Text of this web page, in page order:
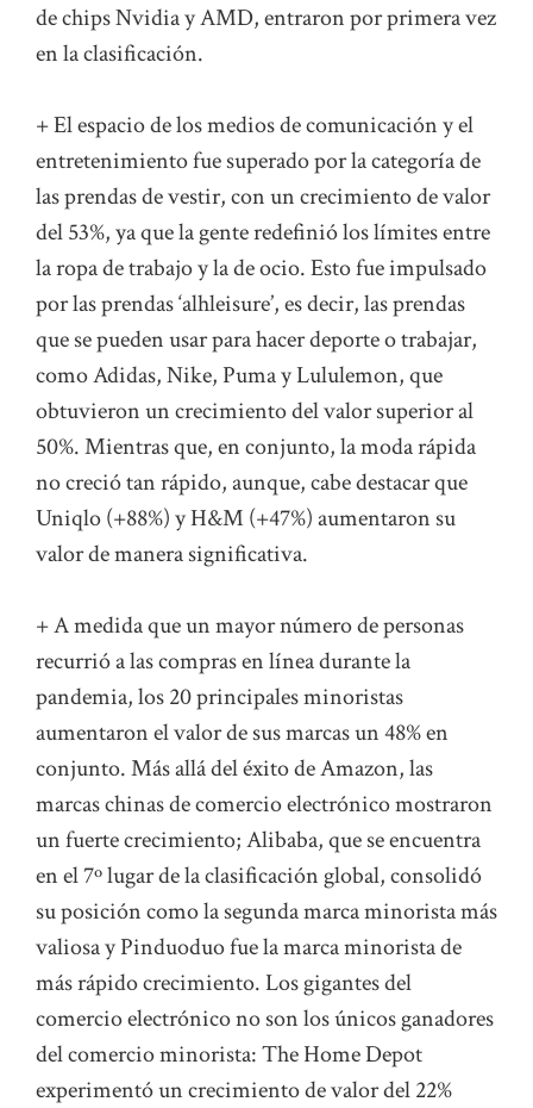
de chips Nvidia y AMD, entraron por primera vez
en la clasificación.
+ El espacio de los medios de comunicación y el
entretenimiento fue superado por la categoría de
las prendas de vestir, con un crecimiento de valor
del 53%, ya que la gente redefinió los límites entre
la ropa de trabajo y la de ocio. Esto fue impulsado
por las prendas ‘alhleisure’, es decir, las prendas
que se pueden usar para hacer deporte o trabajar,
como Adidas, Nike, Puma y Lululemon, que
obtuvieron un crecimiento del valor superior al
50%. Mientras que, en conjunto, la moda rápida
no creció tan rápido, aunque, cabe destacar que
Uniqlo (+88%) y H&M (+47%) aumentaron su
valor de manera significativa.
+ A medida que un mayor número de personas
recurrió a las compras en línea durante la
pandemia, los 20 principales minoristas
aumentaron el valor de sus marcas un 48% en
conjunto. Más allá del éxito de Amazon, las
marcas chinas de comercio electrónico mostraron
un fuerte crecimiento; Alibaba, que se encuentra
en el 7º lugar de la clasificación global, consolidó
su posición como la segunda marca minorista más
valiosa y Pinduoduo fue la marca minorista de
más rápido crecimiento. Los gigantes del
comercio electrónico no son los únicos ganadores
del comercio minorista: The Home Depot
experimentó un crecimiento de valor del 22%